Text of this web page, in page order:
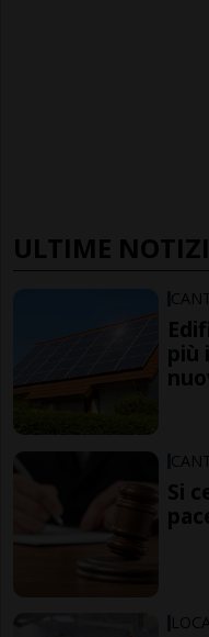
ULTIME
più
Si